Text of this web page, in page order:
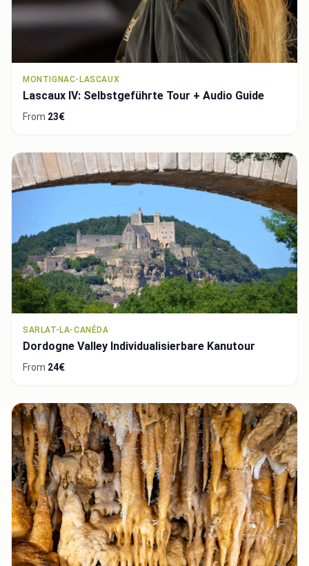
MONTIGNAC-LASCAUX
Lascaux IV: Selbstgeführte Tour + Audio Guide
From 23€
SARLAT-LA-CANÉDA
Dordogne Valley Individualisierbare Kanutour
From 24€